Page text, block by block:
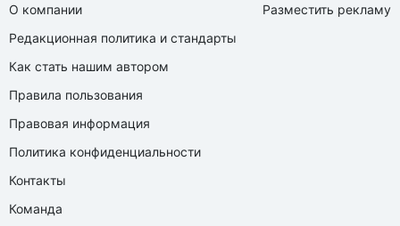
О компании
Редакционная политика и стандарты
Как стать нашим автором
Правила пользования
Правовая информация
Политика конфиденциальности
Контакты
Команда
Разместить рекламу